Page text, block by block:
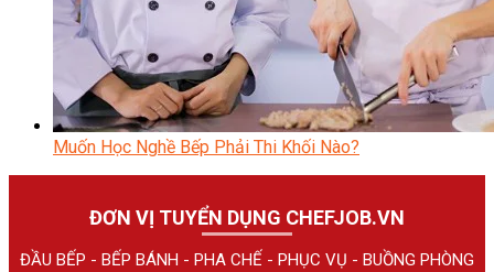
Muốn Học Nghề Bếp Phải Thi Khối Nào?
ĐƠN VỊ TUYỂN DỤNG CHEFJOB.VN
ĐẦU BẾP - BẾP BÁNH - PHA CHẾ - PHỤC VỤ - BUỒNG PHÒNG